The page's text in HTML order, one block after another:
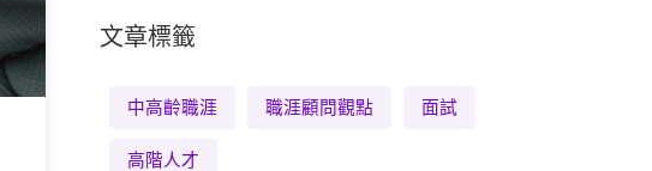
文章標籤
中高齡職涯 職涯顧問觀點 面試
高階人才